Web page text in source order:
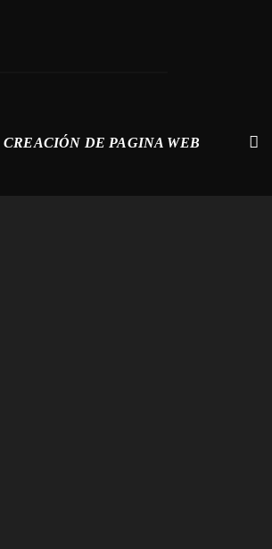
CREACIÓN DE PAGINA WEB